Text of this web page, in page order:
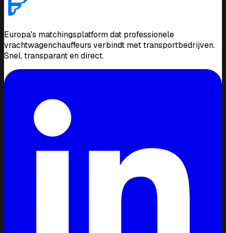
Europa's matchingsplatform dat professionele
vrachtwagenchauffeurs verbindt met transportbedrijven.
Snel, transparant en direct.